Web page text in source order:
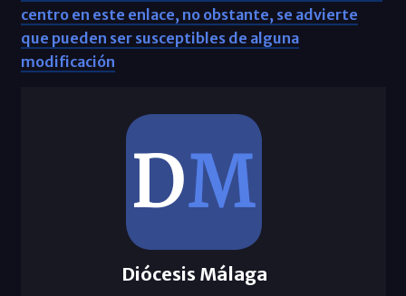
centro en este enlace, no obstante, se advierte
que pueden ser susceptibles de alguna
modificación
Diócesis Málaga